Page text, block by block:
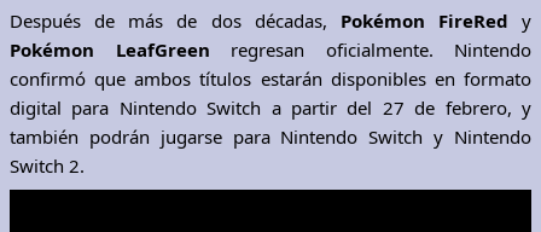
Después de más de dos décadas, Pokémon FireRed y
Pokémon LeafGreen regresan oficialmente. Nintendo
confirmó que ambos títulos estarán disponibles en formato
digital para Nintendo Switch a partir del 27 de febrero, y
también podrán jugarse para Nintendo Switch y Nintendo
Switch 2.